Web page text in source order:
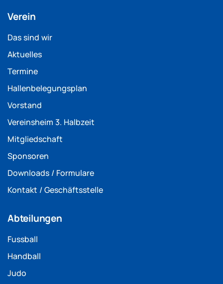
Verein
Das sind wir
Aktuelles
Termine
Hallenbelegungsplan
Vorstand
Vereinsheim 3. Halbzeit
Mitgliedschaft
Sponsoren
Downloads / Formulare
Kontakt / Geschäftsstelle
Abteilungen
Fussball
Handball
Judo